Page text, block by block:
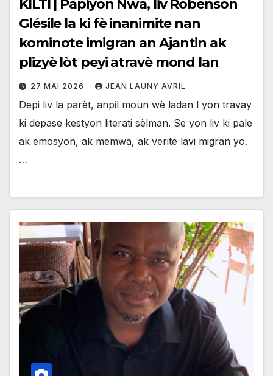
KILTI | Papiyon Nwa, liv Robenson
Glésile la ki fè inanimite nan
kominote imigran an Ajantin ak
plizyè lòt peyi atravè mond lan
27 MAI 2026 JEAN LAUNY AVRIL
Depi liv la parèt, anpil moun wè ladan l yon travay
ki depase kestyon literati sèlman. Se yon liv ki pale
ak emosyon, ak memwa, ak verite lavi migran yo.
…